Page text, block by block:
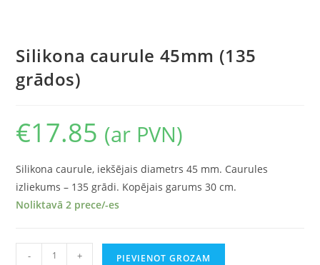
Silikona caurule 45mm (135
grādos)
€17.85 (ar PVN)
Silikona caurule, iekšējais diametrs 45 mm. Caurules
izliekums – 135 grādi. Kopējais garums 30 cm.
Noliktavā 2 prece/-es
- + PIEVIENOT GROZAM